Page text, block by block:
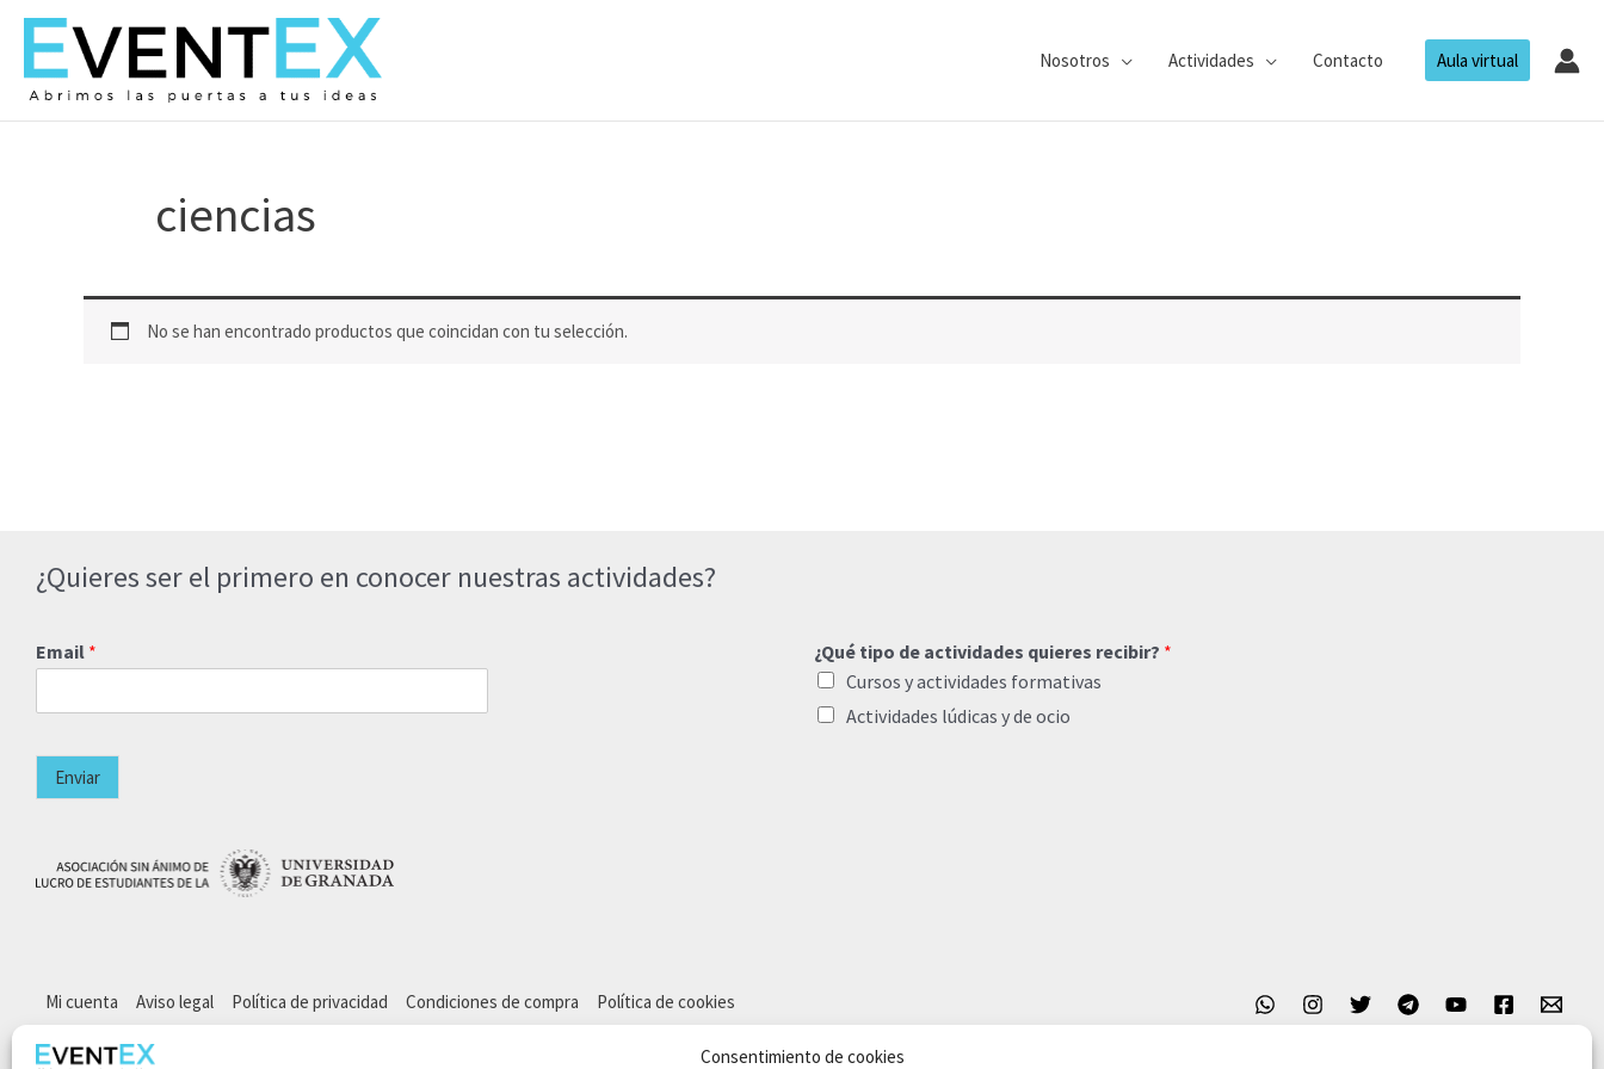
Consentimiento de cookies
contenido
Nosotros Actividades Contacto Aula virtual
ciencias
No se han encontrado productos que coincidan con tu selección.
¿Quieres ser el primero en conocer nuestras actividades?
Email * ¿Qué tipo de actividades quieres recibir? *
Cursos y actividades formativas
Actividades lúdicas y de ocio
Enviar
Mi cuenta Aviso legal Política de privacidad Condiciones de compra Política de cookies